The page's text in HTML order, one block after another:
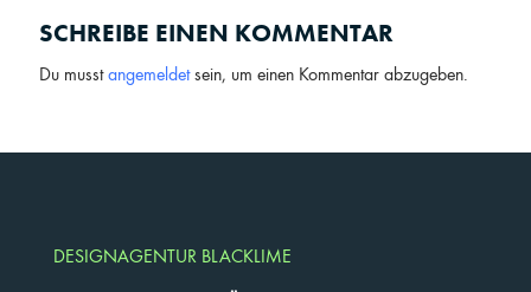
SCHREIBE EINEN KOMMENTAR
Du musstangemeldetsein, um einen Kommentar abzugeben.
DESIGNAGENTUR BLACKLIME